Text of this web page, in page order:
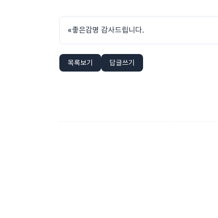
«좋은감명 감사드립니다.
목록보기 답글쓰기